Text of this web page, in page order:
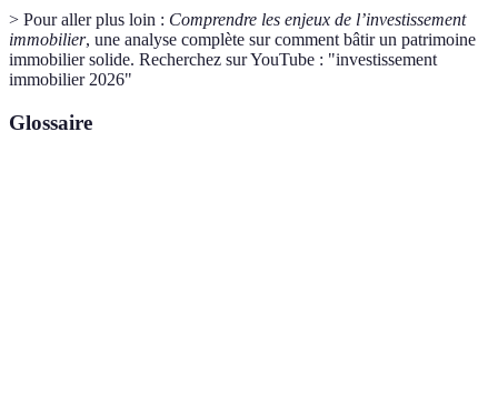
> Pour aller plus loin : Comprendre les enjeux de l’investissement
immobilier, une analyse complète sur comment bâtir un patrimoine
immobilier solide. Recherchez sur YouTube : "investissement
immobilier 2026"
Glossaire